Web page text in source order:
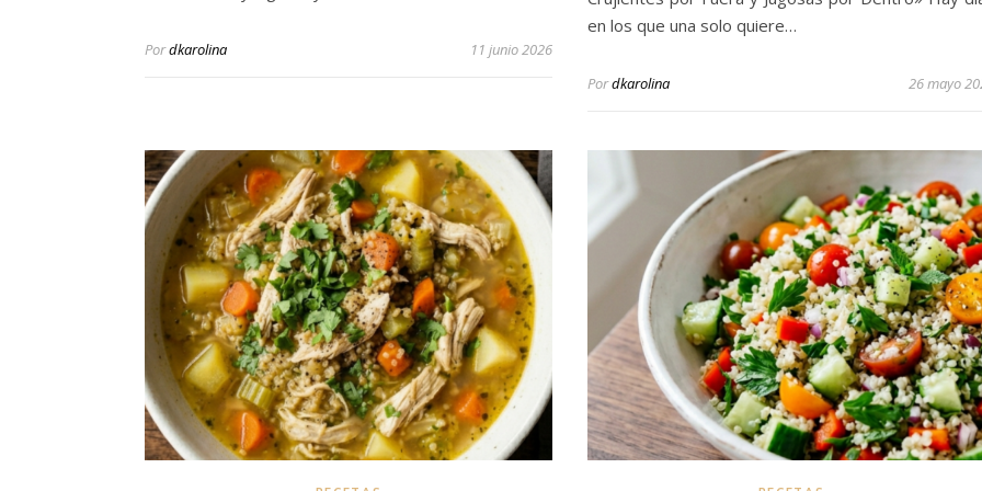
Pordkarolina 11 junio 2026
en los que una solo quiere…
Pordkarolina 26 mayo